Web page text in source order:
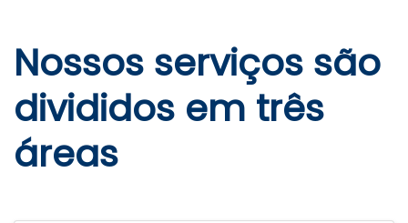
Nossos serviços são
divididos em três
áreas